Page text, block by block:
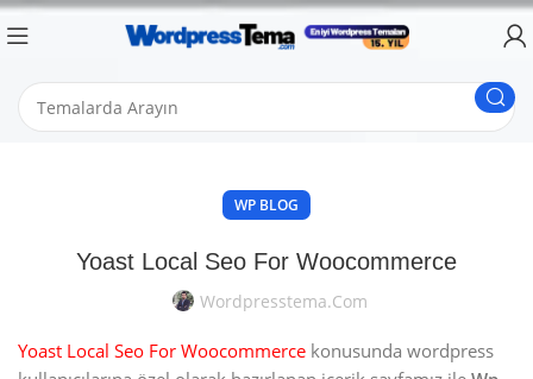
WP BLOG
Yoast Local Seo For Woocommerce
Wordpresstema.com
Yoast Local Seo For Woocommerce konusunda wordpress